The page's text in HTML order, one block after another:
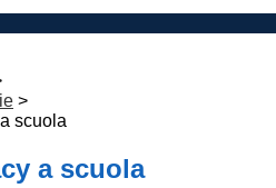
>
scuola
a scuola